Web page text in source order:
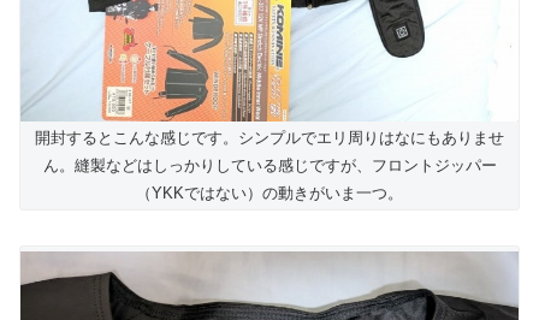
開封するとこんな感じです。シンプルでエリ周りはなにもありませ
ん。縫製などはしっかりしている感じですが、フロントジッパー
（YKKではない）の動きがいま一つ。